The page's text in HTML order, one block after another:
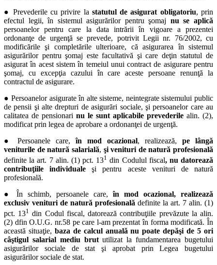
● Prevederile cu privire la statutul de asigurat obligatoriu, prin
efectul legii, în sistemul asigurărilor pentru şomaj nu se aplică
persoanelor pentru care la data intrării în vigoare a prezentei
ordonanţe de urgenţă se prevede, potrivit Legii nr. 76/2002, cu
modificările şi completările ulterioare, că asigurarea în sistemul
asigurărilor pentru şomaj este facultativă şi care deţin statutul de
asigurat în acest sistem în temeiul unui contract de asigurare pentru
şomaj, cu excepţia cazului în care aceste persoane renunţă la
contractul de asigurare.
● Persoanelor asigurate în alte sisteme, neintegrate sistemului public
de pensii şi alte drepturi de asigurări sociale, şi persoanelor care au
calitatea de pensionari nu le sunt aplicabile prevederile alin. (2),
modificat prin legea de aprobare a ordonanţei de urgenţă.
● Persoanele care,în mod ocazional, realizează, pe lângă
veniturile de natură salarială, şi venituri de natură profesională
definite la art. 7 alin. (1) pct. 131 din Codulul fiscal, nu datorează
contribuţiile individuale şi pentru aceste venituri de natură
profesională.
● În schimb, persoanele care,în mod ocazional, realizează
exclusiv venituri de natură profesională definite la art. 7 alin. (1)
pct. 131 din Codul fiscal, datorează contribuţiile prevăzute la alin.
(2) dfin O.U.G. nr.58 pe care l-am prezentat în forma modificată. În
această situaţie, baza de calcul anuală nu poate depăşi de 5 ori
câştigul salarial mediu brututilizat la fundamentarea bugetului
asigurărilor sociale de stat şi aprobat prin Legea bugetului
asigurărilor sociale de stat.